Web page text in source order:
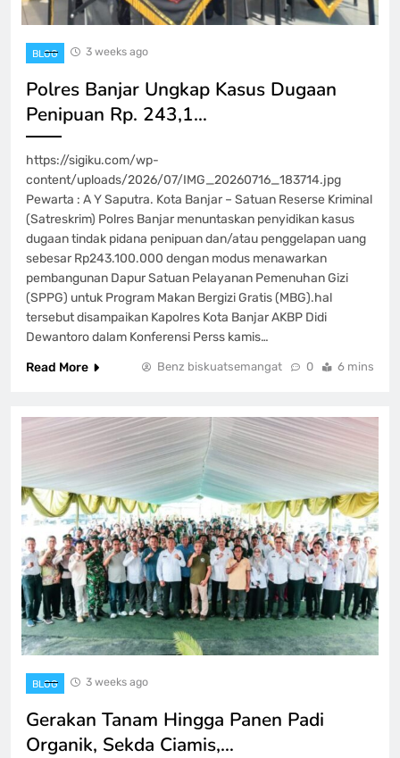
BLOG 3 weeks ago
Polres Banjar Ungkap Kasus Dugaan
Penipuan Rp. 243,1…
https://sigiku.com/wp-
content/uploads/2026/07/IMG_20260716_183714.jpg
Pewarta : A Y Saputra. Kota Banjar – Satuan Reserse Kriminal
(Satreskrim) Polres Banjar menuntaskan penyidikan kasus
dugaan tindak pidana penipuan dan/atau penggelapan uang
sebesar Rp243.100.000 dengan modus menawarkan
pembangunan Dapur Satuan Pelayanan Pemenuhan Gizi
(SPPG) untuk Program Makan Bergizi Gratis (MBG).hal
tersebut disampaikan Kapolres Kota Banjar AKBP Didi
Dewantoro dalam Konferensi Perss kamis…
Read More
Benz biskuatsemangat 0 6 mins
BLOG 3 weeks ago
Gerakan Tanam Hingga Panen Padi
Organik, Sekda Ciamis,…